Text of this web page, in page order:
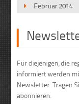
Februar 2014
Für diejenigen, die
informiert werden
Newsletter. Tragen
abonnieren.